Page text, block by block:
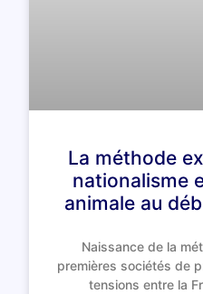
La méthode
nationalisme
animale au
Naissance de la
premières sociétés de
tensions entre la